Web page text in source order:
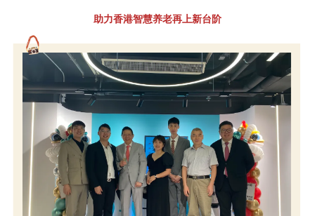
助力香港智慧养老再上新台阶